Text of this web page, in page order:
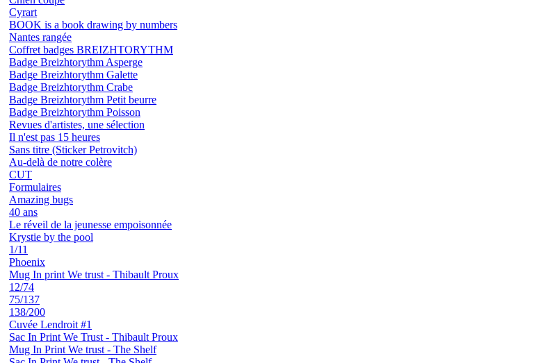
Cyrart
BOOK is a book drawing by numbers
Nantes rangée
Coffret badges BREIZHTORYTHM
Badge Breizhtorythm Asperge
Badge Breizhtorythm Galette
Badge Breizhtorythm Crabe
Badge Breizhtorythm Petit beurre
Badge Breizhtorythm Poisson
Revues d'artistes, une sélection
Il n'est pas 15 heures
Sans titre (Sticker Petrovitch)
Au-delà de notre colère
CUT
Formulaires
Amazing bugs
40 ans
Le réveil de la jeunesse empoisonnée
Krystie by the pool
1/11
Phoenix
Mug In print We trust - Thibault Proux
12/74
75/137
138/200
Cuvée Lendroit #1
Sac In Print We Trust - Thibault Proux
Mug In Print We trust - The Shelf